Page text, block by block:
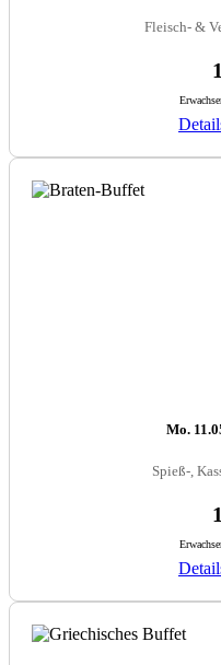
Fleisch- &
Mo.
Spieß-,